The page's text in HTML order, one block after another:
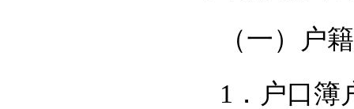
（一）户
1．户口簿